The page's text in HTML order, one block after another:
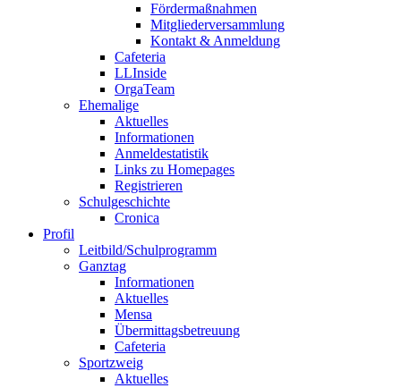
Fördermaßnahmen
Mitgliederversammlung
Kontakt & Anmeldung
Cafeteria
LLInside
OrgaTeam
Ehemalige
Aktuelles
Informationen
Anmeldestatistik
Links zu Homepages
Registrieren
Schulgeschichte
Cronica
Profil
Leitbild/Schulprogramm
Ganztag
Informationen
Aktuelles
Mensa
Übermittagsbetreuung
Cafeteria
Sportzweig
Aktuelles